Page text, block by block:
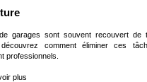
garages sont souvent recouvert de
découvrez comment éliminer ces
professionnels.
plus